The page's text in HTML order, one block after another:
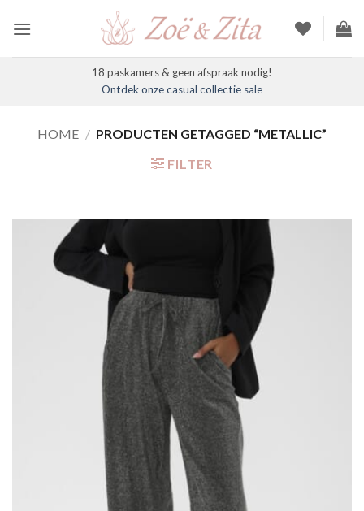
naar
18 paskamers & geen afspraak nodig!
Ontdek onze casual collectie sale
HOME / PRODUCTEN GETAGGED “METALLIC”
FILTER